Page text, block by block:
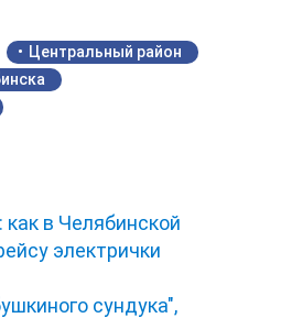
Центральный район
в Челябинской
электрички
сундука",